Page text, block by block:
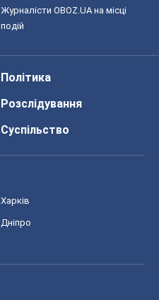
Журналісти OBOZ.UA на місці
подій
Політика
Розслідування
Суспільство
Харків
Дніпро